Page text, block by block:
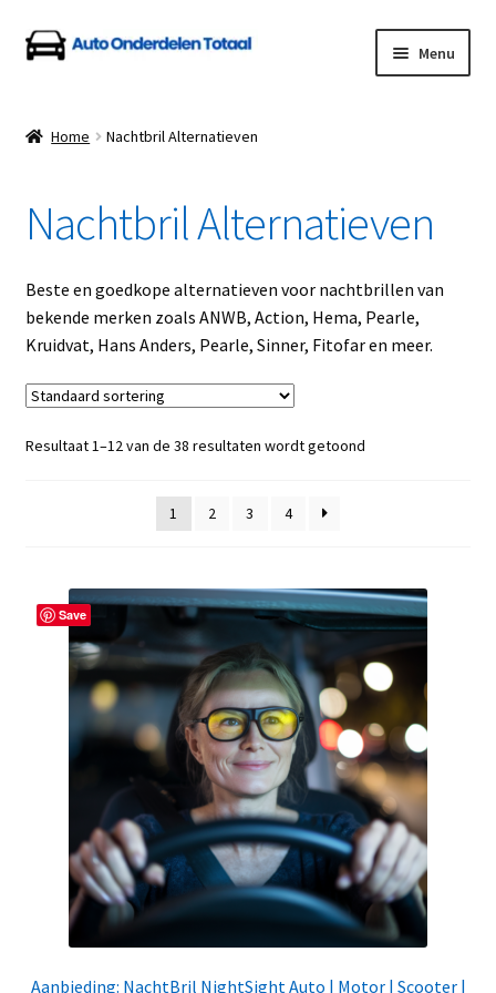
Ga
door
navigatie
Ga
naar
inhoud
Menu
Auto Onderdelen Shop
Betalen en Verzenden
Blog
Contact
Klantenservice
Overzicht
Privacybeleid
Retourbeleid
Videos
Winkelwagen
Home Nachtbril Alternatieven
Nachtbril Alternatieven
Beste en goedkope alternatieven voor nachtbrillen van
bekende merken zoals ANWB, Action, Hema, Pearle,
Kruidvat, Hans Anders, Pearle, Sinner, Fitofar en meer.
Resultaat 1–12 van de 38 resultaten wordt getoond
1 2 3 4
Save
Aanbieding: NachtBril NightSight Auto | Motor | Scooter |